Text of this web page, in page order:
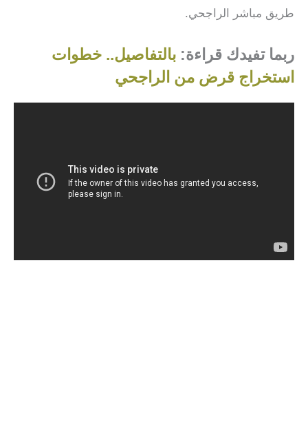
طريق مباشر الراجحي.
ربما تفيدك قراءة: بالتفاصيل.. خطوات
استخراج قرض من الراجحي